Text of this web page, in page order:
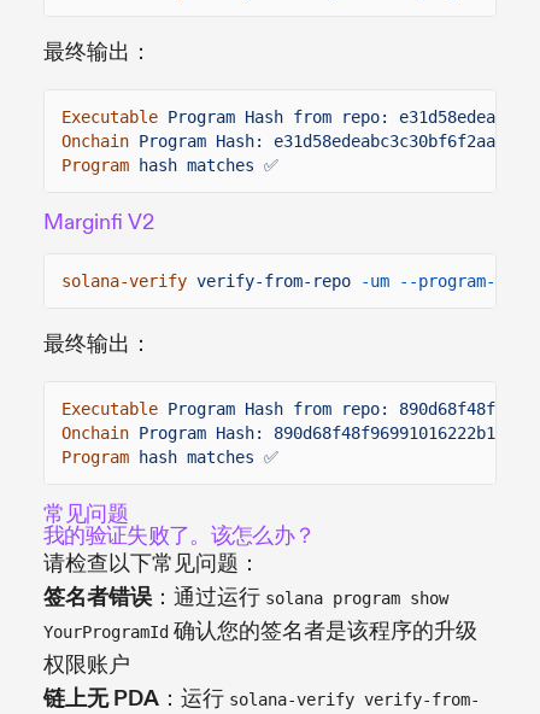
最终输出：
Executable Program Hash from repo:
Onchain Program Hash:
Program
hash matches ✅
Marginfi V2
solana-verify verify-from-repo -um --program-id
最终输出：
Executable Program Hash from repo:
Onchain Program Hash:
Program
hash matches ✅
常见问题
我的验证失败了。该怎么办？
请检查以下常见问题：
签名者错误：通过运行 solana program show
YourProgramId 确认您的签名者是该程序的升级
权限账户
链上无 PDA ：运行 solana-verify verify-from-